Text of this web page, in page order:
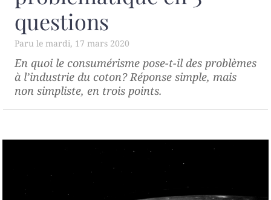
questions
mardi, 17 mars 2020
En quoi le consumérisme pose-t-il des problèmes
à l’industrie du coton? Réponse simple, mais
non simpliste, en trois points.